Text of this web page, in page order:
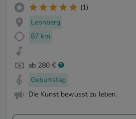
(1)
Leonberg
87 km
ab 280 €
Geburtstag
Die Kunst bewusst zu leben.